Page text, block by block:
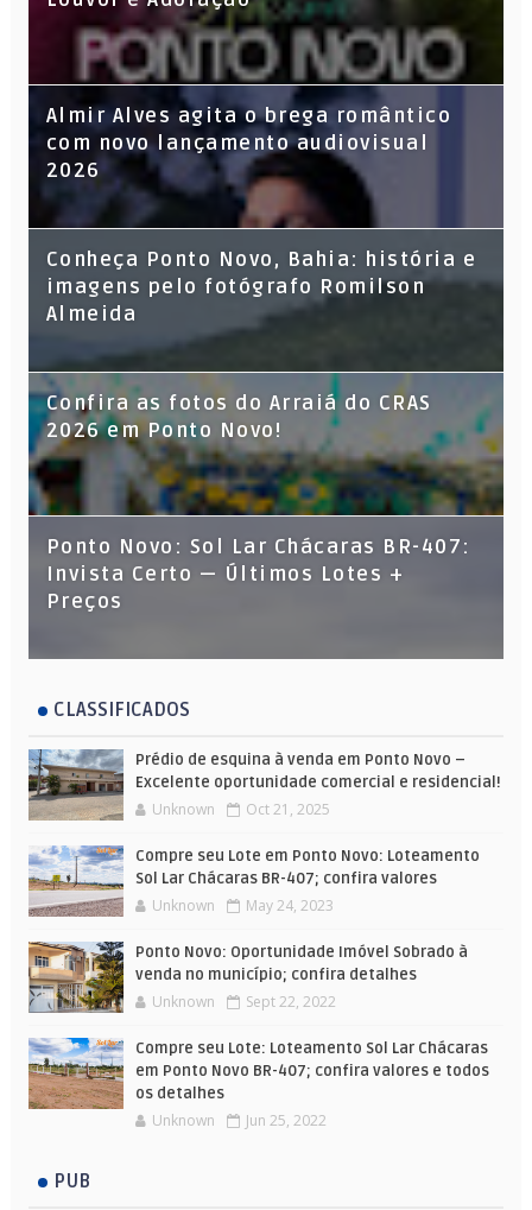
Almir Alves agita o brega romântico
com novo lançamento audiovisual
2026
Conheça Ponto Novo, Bahia: história e
imagens pelo fotógrafo Romilson
Almeida
Confira as fotos do Arraiá do CRAS
2026 em Ponto Novo!
Ponto Novo: Sol Lar Chácaras BR-407:
Invista Certo — Últimos Lotes +
Preços
CLASSIFICADOS
Prédio de esquina à venda em Ponto Novo –
Excelente oportunidade comercial e residencial!
Unknown Oct 21, 2025
Compre seu Lote em Ponto Novo: Loteamento
Sol Lar Chácaras BR-407; confira valores
Unknown May 24, 2023
Ponto Novo: Oportunidade Imóvel Sobrado à
venda no município; confira detalhes
Unknown Sept 22, 2022
Compre seu Lote: Loteamento Sol Lar Chácaras
em Ponto Novo BR-407; confira valores e todos
os detalhes
Unknown Jun 25, 2022
PUB